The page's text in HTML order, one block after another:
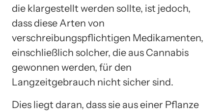
die klargestellt werden sollte, ist jedoch,
dass diese Arten von
verschreibungspflichtigen Medikamenten,
einschließlich solcher, die aus Cannabis
gewonnen werden, für den
Langzeitgebrauch nicht sicher sind.
Dies liegt daran, dass sie aus einer Pflanze